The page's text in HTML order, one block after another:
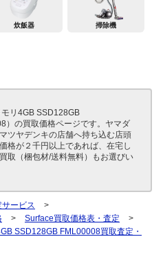
炊飯器 掃除機
リ4GB SSD128GB
）の買取価格ページです。ヤマダ
ツヤデンキの店舗へ持ち込む店頭
格が２千円以上であれば、在宅し
取（梱包材/送料無料）もお選びい
ービス
>
> Surface買取価格表・査定
>
SSD128GB FML00008買取査定・